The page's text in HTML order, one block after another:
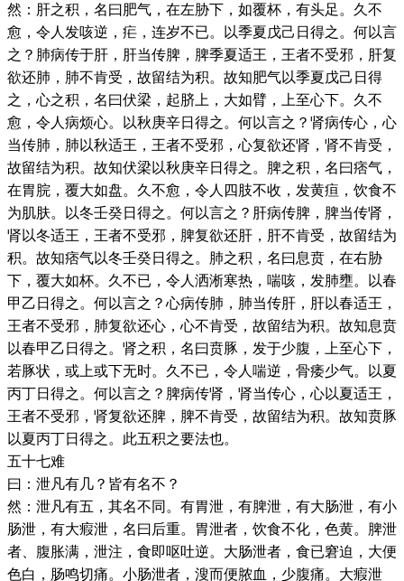
然：肝之积，名曰肥气，在左胁下，如覆杯，有头足。久不
愈，令人发咳逆，疟，连岁不已。以季夏戊己日得之。何以言
之？肺病传于肝，肝当传脾，脾季夏适王，王者不受邪，肝复
欲还肺，肺不肯受，故留结为积。故知肥气以季夏戊己日得
之，心之积，名曰伏梁，起脐上，大如臂，上至心下。久不
愈，令人病烦心。以秋庚辛日得之。何以言之？肾病传心，心
当传肺，肺以秋适王，王者不受邪，心复欲还肾，肾不肯受，
故留结为积。故知伏梁以秋庚辛日得之。脾之积，名曰痞气，
在胃脘，覆大如盘。久不愈，令人四肢不收，发黄疸，饮食不
为肌肤。以冬壬癸日得之。何以言之？肝病传脾，脾当传肾，
肾以冬适王，王者不受邪，脾复欲还肝，肝不肯受，故留结为
积。故知痞气以冬壬癸日得之。肺之积，名曰息贲，在右胁
下，覆大如杯。久不已，令人洒淅寒热，喘咳，发肺壅。以春
甲乙日得之。何以言之？心病传肺，肺当传肝，肝以春适王，
王者不受邪，肺复欲还心，心不肯受，故留结为积。故知息贲
以春甲乙日得之。肾之积，名曰贲豚，发于少腹，上至心下，
若豚状，或上或下无时。久不已，令人喘逆，骨痿少气。以夏
丙丁日得之。何以言之？脾病传肾，肾当传心，心以夏适王，
王者不受邪，肾复欲还脾，脾不肯受，故留结为积。故知贲豚
以夏丙丁日得之。此五积之要法也。
五十七难
曰：泄凡有几？皆有名不？
然：泄凡有五，其名不同。有胃泄，有脾泄，有大肠泄，有小
肠泄，有大瘕泄，名曰后重。胃泄者，饮食不化，色黄。脾泄
者、腹胀满，泄注，食即呕吐逆。大肠泄者，食已窘迫，大便
色白，肠鸣切痛。小肠泄者，溲而便脓血，少腹痛。大瘕泄